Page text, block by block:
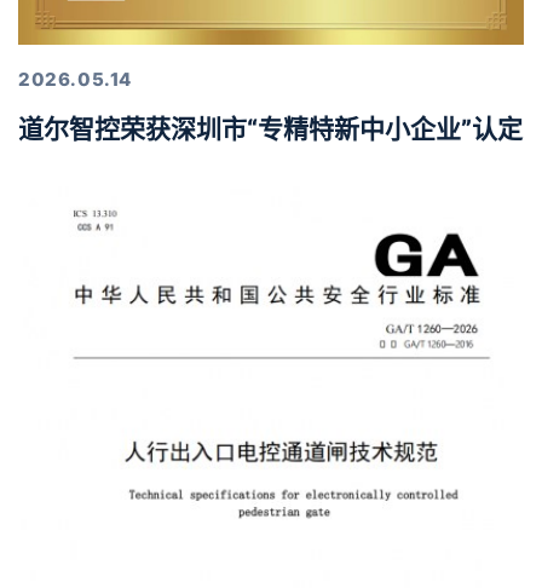
2026.05.14
道尔智控荣获深圳市“专精特新中小企业”认定